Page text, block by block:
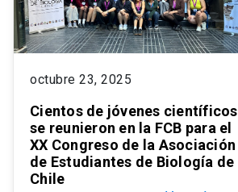
octubre 23, 2025
Cientos de jóvenes científicos
se reunieron en la FCB para el
XX Congreso de la Asociación
de Estudiantes de Biología de
Chile